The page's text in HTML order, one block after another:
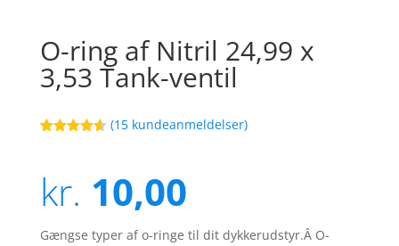
O-ring af Nitril 24,99 x
3,53 Tank-ventil
baseret på
kundebedø
mmelser
(15 kundeanmeldelser)
kr. 10,00
Gængse typer af o-ringe til dit dykkerudstyr.Â O-